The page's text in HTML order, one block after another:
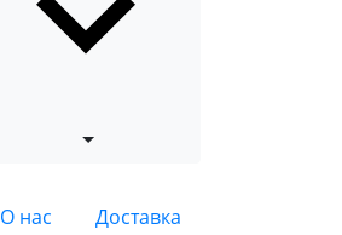
О нас
Доставка